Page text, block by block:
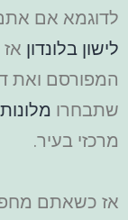
לדוגמא אם אתם
לישון בלונדון
המפורסם ואת
שתבחרו
מרכזי בעיר.
אז כשאתם